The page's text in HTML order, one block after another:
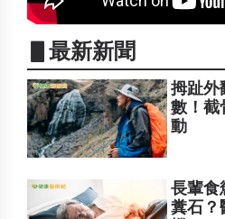
▋最新新聞
拇趾外
數！截
動
長輩食
糞石？